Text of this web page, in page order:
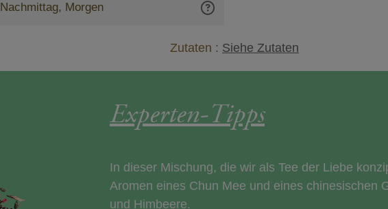
Nachmittag, Morgen
Zutaten : Siehe Zutaten
Experten-Tipps
In dieser Mischung, die wir als Tee der Liebe
Aromen eines Chun Mee und eines chinesischen
und Himbeere.